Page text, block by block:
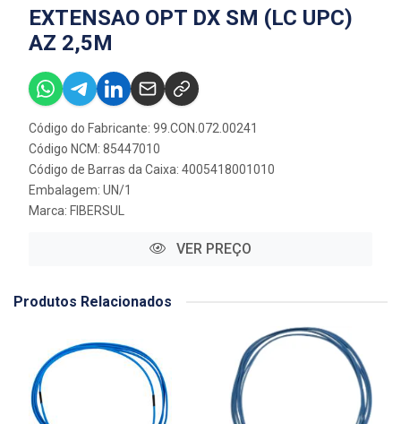
EXTENSAO OPT DX SM (LC UPC)
AZ 2,5M
Código do Fabricante: 99.CON.072.00241
Código NCM: 85447010
Código de Barras da Caixa: 4005418001010
Embalagem: UN/1
Marca: FIBERSUL
VER PREÇO
Produtos Relacionados